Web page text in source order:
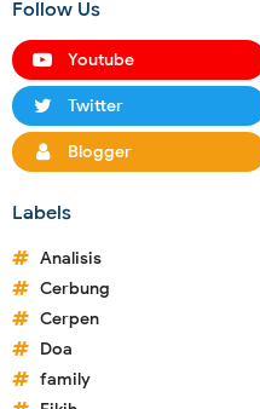
Follow Us
Youtube
Twitter
Blogger
Labels
Analisis
Cerbung
Cerpen
Doa
family